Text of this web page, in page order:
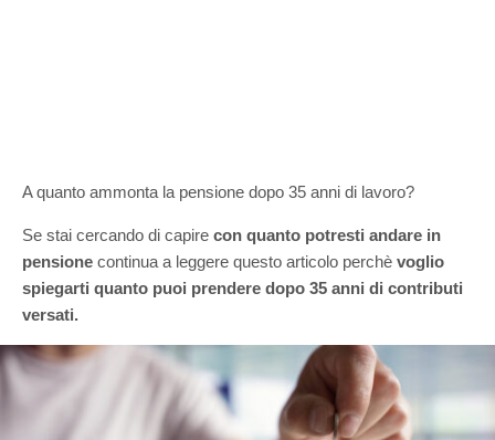
A quanto ammonta la pensione dopo 35 anni di lavoro?
Se stai cercando di capire con quanto potresti andare in
pensione continua a leggere questo articolo perchè voglio
spiegarti quanto puoi prendere dopo 35 anni di contributi
versati.